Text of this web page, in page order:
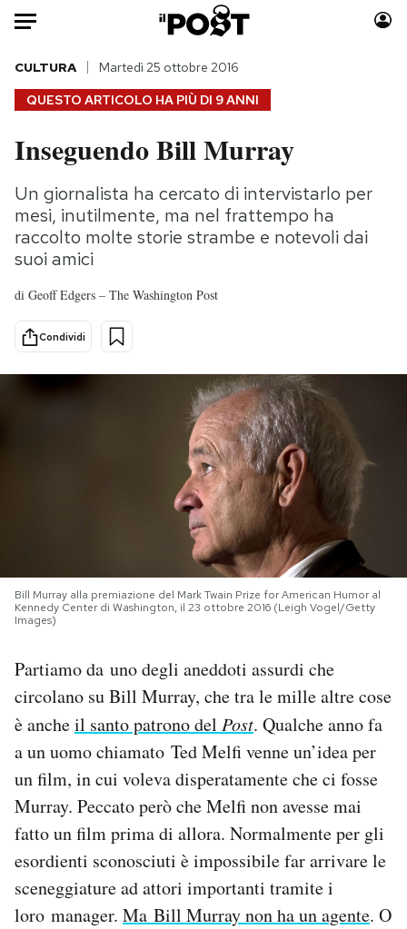
Auto
HOME
Italia
Politica
Tecnologia
Internet
Economia
Moda
Consumismi
Storie/Idee
SHOP
Area Personale
Newsletter
Notifiche mobile
Esci
QUESTO ARTICOLO HA PIÙ DI 9 ANNI
CULTURA Martedì 25 ottobre 2016
Inseguendo Bill Murray
Un giornalista ha cercato di intervistarlo per
mesi, inutilmente, ma nel frattempo ha
raccolto molte storie strambe e notevoli dai
suoi amici
di Geoff Edgers – The Washington Post
Condividi
Bill Murray alla premiazione del Mark Twain Prize for American Humor al
Kennedy Center di Washington, il 23 ottobre 2016 (Leigh Vogel/Getty
Images)
Partiamo da uno degli aneddoti assurdi che
circolano su Bill Murray, che tra le mille altre cose
è ancheil santo patrono del Post. Qualche anno fa
a un uomo chiamato Ted Melfi venne un’idea per
un film, in cui voleva disperatamente che ci fosse
Murray. Peccato però che Melfi non avesse mai
fatto un film prima di allora. Normalmente per gli
esordienti sconosciuti è impossibile far arrivare le
sceneggiature ad attori importanti tramite i
loro manager. Ma Bill Murray non ha un agente. O